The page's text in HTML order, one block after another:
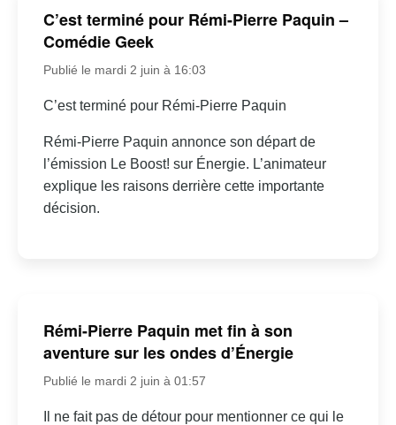
C’est terminé pour Rémi-Pierre Paquin –
Comédie Geek
Publié le mardi 2 juin à 16:03
C’est terminé pour Rémi-Pierre Paquin
Rémi-Pierre Paquin annonce son départ de
l’émission Le Boost! sur Énergie. L’animateur
explique les raisons derrière cette importante
décision.
Rémi-Pierre Paquin met fin à son
aventure sur les ondes d’Énergie
Publié le mardi 2 juin à 01:57
Il ne fait pas de détour pour mentionner ce qui le